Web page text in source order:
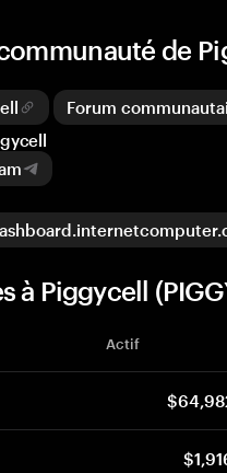
de
Forum
à Piggycell
Actif